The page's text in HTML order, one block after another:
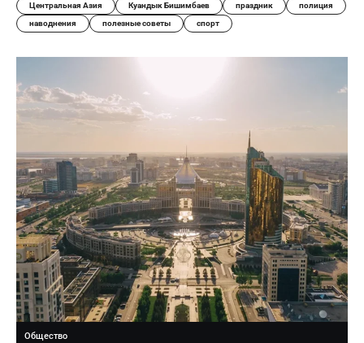
Центральная Азия
Куандык Бишимбаев праздник
полиция
наводнения
полезные советы спорт
Общество